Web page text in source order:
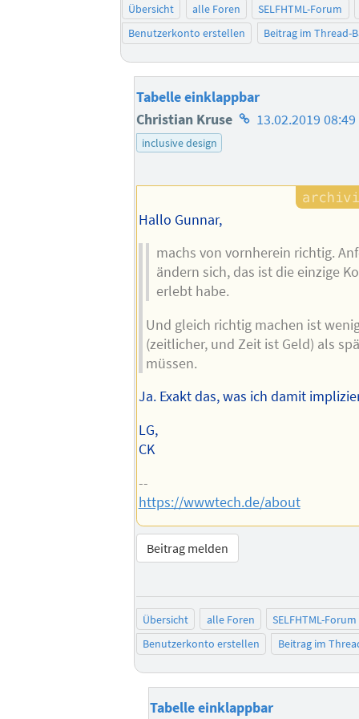
Übersicht alle Foren
SELFHTML-Forum
Benutzerkonto erstellen
Beitrag im Thread-
Tabelle einklappbar
Christian Kruse Homepage
13.02.2019 08:49
inclusive design
Hallo Gunnar,
machs von vornherein richtig.
ändern sich, das ist die einzige
erlebt habe.
Und gleich richtig machen ist
(zeitlicher, und Zeit ist Geld) als
müssen.
Ja. Exakt das, was ich damit
LG,
CK
--
https://wwwtech.de/about
Beitrag melden
Übersicht alle Foren
SELFHTML-Forum
Benutzerkonto erstellen
Beitrag im
Tabelle einklappbar